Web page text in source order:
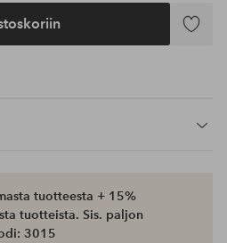
Lisää
tuotteesta + 15%
tuotteista. Sis. paljon
3015